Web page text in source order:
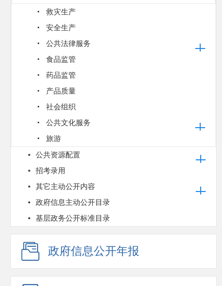
救灾生产
安全生产
公共法律服务
食品监管
药品监管
产品质量
社会组织
公共文化服务
旅游
公共资源配置
招考录用
其它主动公开内容
政府信息主动公开目录
基层政务公开标准目录
政府信息公开年报